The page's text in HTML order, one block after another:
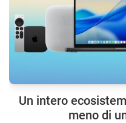
Un intero
meno di